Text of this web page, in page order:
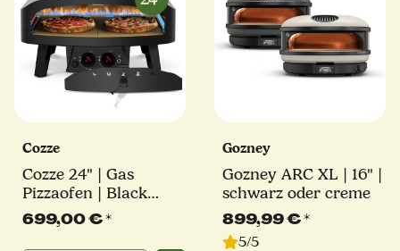
Cozze
Cozze 24" | Gas
Pizzaofen | Black
Edition
699,00 €*
Gozney
Gozney ARC XL | 16" |
schwarz oder creme
899,99 €*
5/5